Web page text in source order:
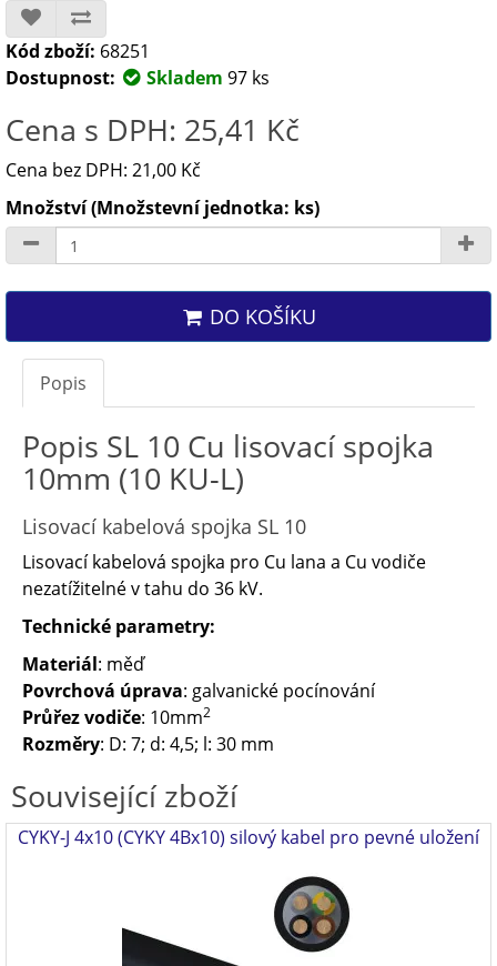
Kód zboží: 68251
Dostupnost:
Skladem 97 ks
Cena s DPH: 25,41 Kč
Cena bez DPH: 21,00 Kč
Množství (Množstevní jednotka: ks)
DO KOŠÍKU
Popis
Popis SL 10 Cu lisovací spojka
10mm (10 KU-L)
Lisovací kabelová spojka SL 10
Lisovací kabelová spojka pro Cu lana a Cu vodiče
nezatížitelné v tahu do 36 kV.
Technické parametry:
Materiál: měď
Povrchová úprava: galvanické pocínování
Průřez vodiče: 10mm2
Rozměry: D: 7; d: 4,5; l: 30 mm
Související zboží
CYKY-J 4x10 (CYKY 4Bx10) silový kabel pro pevné uložení